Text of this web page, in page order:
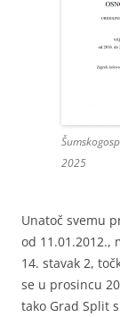
2025
Unatoč svemu
od 11.01.2012.,
14. stavak 2,
se u prosincu
tako Grad Split